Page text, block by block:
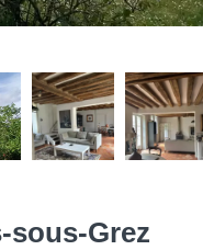
sous-Grez